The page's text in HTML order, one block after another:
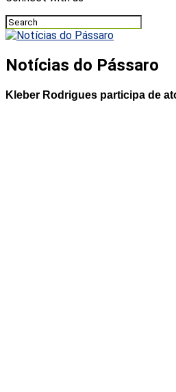
Notícias do Pássaro
Kleber Rodrigues participa de